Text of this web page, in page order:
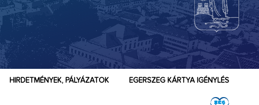
EGERSZEG KÁRTYA IGÉNYLÉS
HIRDETMÉNYEK, PÁLYÁZATOK